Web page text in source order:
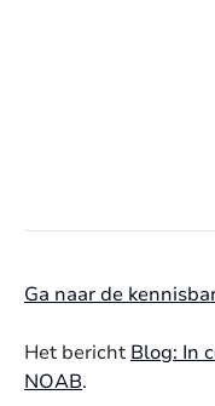
Ga naar de
Het bericht Blog: In
NOAB.